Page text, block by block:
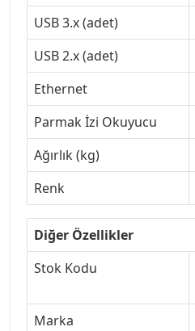
USB 3.x (adet)
USB 2.x (adet)
Ethernet
Parmak İzi Okuyucu
Ağırlık (kg)
Renk
Diğer Özellikler
Stok Kodu
Marka